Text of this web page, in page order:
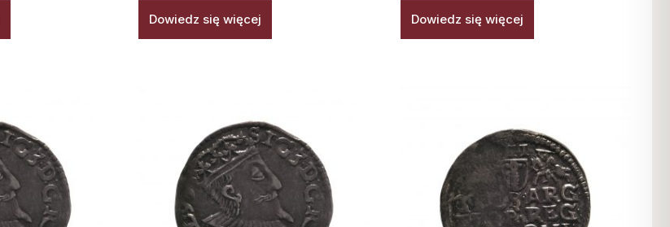
Dowiedz się więcej Dowiedz się więcej